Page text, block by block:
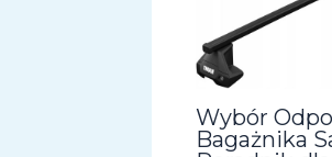
Wybór
Bagażnika